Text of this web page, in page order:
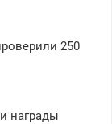
250
награды